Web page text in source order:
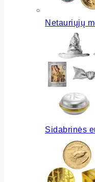
Netauriųjų
Sidabrinės